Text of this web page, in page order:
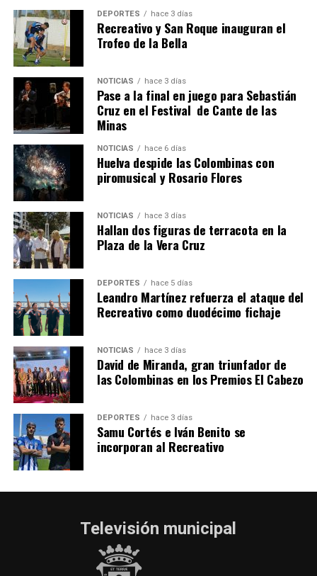
6º DÍA DE LAS FIESTAS COLOMBINAS 2026
hace 6 días Huelvatv
QUINTA CORRIDA DE LAS FIESTAS COLOMBINAS
2026
hace 1 semana ·Huelvatv
DEPORTES hace 3 días
Recreativo y San Roque inauguran el
Trofeo de la Bella
NOTICIAS hace 3 días
Pase a la final en juego para Sebastián
Cruz en el Festival de Cante de las
Minas
NOTICIAS hace 6 días
Huelva despide las Colombinas con
piromusical y Rosario Flores
NOTICIAS hace 3 días
Hallan dos figuras de terracota en la
Plaza de la Vera Cruz
DEPORTES hace 5 días
Leandro Martínez refuerza el ataque del
Recreativo como duodécimo fichaje
NOTICIAS hace 3 días
David de Miranda, gran triunfador de
las Colombinas en los Premios El Cabezo
DEPORTES hace 3 días
Samu Cortés e Iván Benito se
incorporan al Recreativo
Televisión municipal